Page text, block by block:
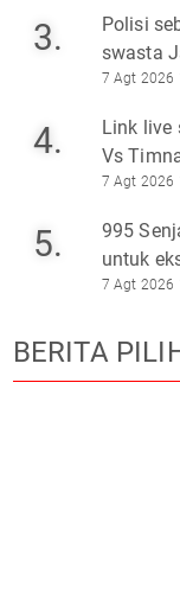
3.
Polisi
swasta
7 Agt 2026
4.
Link live
Vs
7 Agt 2026
5.
995
untuk
7 Agt 2026
BERITA